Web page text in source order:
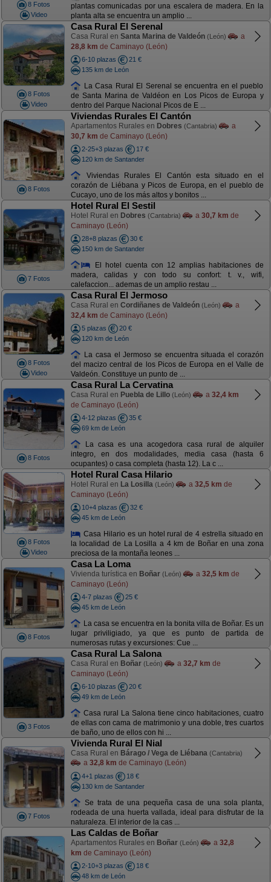
8 Fotos
Video
plantas comunicadas por una escalera de madera. En la
planta alta se encuentra un amplio ...
8 Fotos
Video
Casa Rural El Serenal
Casa Rural en Santa Marina de Valdeón (León)
a
28,8 km de Caminayo (León)
6-10 plazas
21 €
135 km de León
La Casa Rural El Serenal se encuentra en el pueblo
de Santa Marina de Valdéon en Los Picos de Europa y
dentro del Parque Nacional Picos de E ...
8 Fotos
Viviendas Rurales El Cantón
Apartamentos Rurales en Dobres (Cantabria)
a
30,7 km de Caminayo (León)
2-25+3 plazas
17 €
120 km de Santander
Viviendas Rurales El Cantón esta situado en el
corazón de Liébana y Picos de Europa, en el pueblo de
Cucayo, uno de los más altos y bonitos ...
7 Fotos
Hotel Rural El Sestil
Hotel Rural en Dobres (Cantabria) a 30,7 km de
Caminayo (León)
28+8 plazas
30 €
150 km de Santander
El hotel cuenta con 12 amplias habitaciones de
madera, calidas y con todo su confort: t. v., wifi,
calefaccion... ademas de un amplio restau ...
8 Fotos
Video
Casa Rural El Jermoso
Casa Rural en Cordiñanes de Valdeón (León)
a
32,4 km de Caminayo (León)
5 plazas
20 €
120 km de León
La casa el Jermoso se encuentra situada el corazón
del macizo central de los Picos de Europa en el Valle de
Valdeón. Constituye un punto de ...
8 Fotos
Casa Rural La Cervatina
Casa Rural en Puebla de Lillo (León) a 32,4 km
de Caminayo (León)
4-12 plazas
35 €
69 km de León
La casa es una acogedora casa rural de alquiler
integro, en dos modalidades, media casa (hasta 6
ocupantes) o casa completa (hasta 12). La c ...
8 Fotos
Video
Hotel Rural Casa Hilario
Hotel Rural en La Losilla (León) a 32,5 km de
Caminayo (León)
10+4 plazas
32 €
45 km de León
Casa Hilario es un hotel rural de 4 estrella situado en
la localidad de La Losilla a 4 km de Boñar en una zona
preciosa de la montaña leones ...
8 Fotos
Casa La Loma
Vivienda turística en Boñar (León) a 32,5 km de
Caminayo (León)
4-7 plazas
25 €
45 km de León
La casa se encuentra en la bonita villa de Boñar. Es un
lugar priviligiado, ya que es punto de partida de
numerosas rutas y excursiones: Cue ...
3 Fotos
Casa Rural La Salona
Casa Rural en Boñar (León) a 32,7 km de
Caminayo (León)
6-10 plazas
20 €
49 km de León
Casa rural La Salona tiene cinco habitaciones, cuatro
de ellas con cama de matrimonio y una doble, tres cuartos
de baño, uno de ellos con hi ...
7 Fotos
Vivienda Rural El Nial
Casa Rural en Bárago / Vega de Liébana (Cantabria)
a 32,8 km de Caminayo (León)
4+1 plazas
18 €
130 km de Santander
Se trata de una pequeña casa de una sola planta,
rodeada de una huerta vallada, ideal para disfrutar de la
naturaleza. El interior de la cas ...
Las Caldas de Boñar
Apartamentos Rurales en Boñar (León) a 32,8
km de Caminayo (León)
2-10+3 plazas
18 €
48 km de León